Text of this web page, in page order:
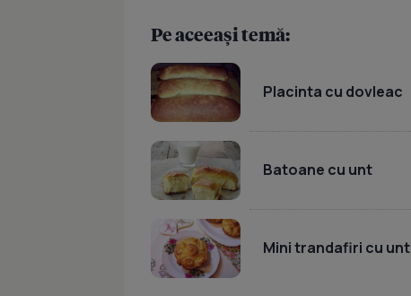
Pe aceeași temă:
Placinta cu dovleac
Batoane cu unt
Mini trandafiri cu unt